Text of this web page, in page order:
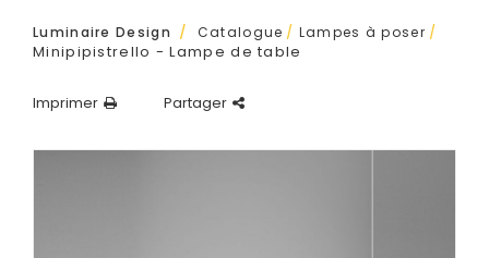
Luminaire Design / Catalogue / Lampes à poser /
Minipipistrello - Lampe de table
Imprimer Partager